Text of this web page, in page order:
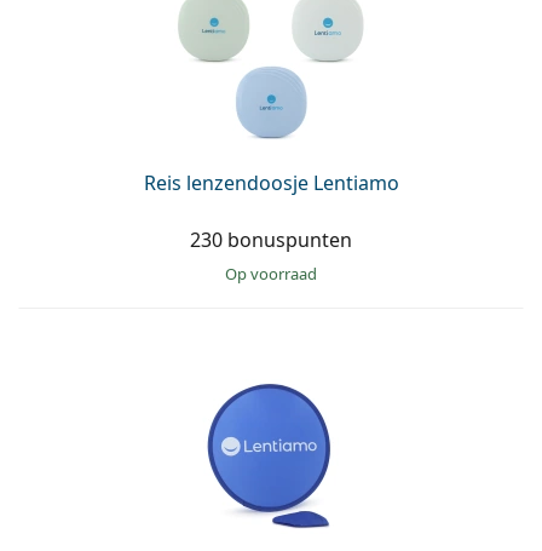
Reis lenzendoosje Lentiamo
230 bonuspunten
op voorraad